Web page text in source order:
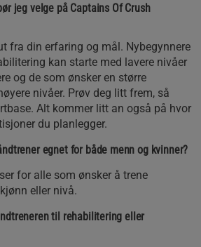
jeg velge på Captains Of Crush
fra din erfaring og mål. Nybegynnere
kan starte med lavere nivåer
og de som ønsker en større
nivåer. Prøv deg litt frem, så
Alt kommer litt an også på hvor
du planlegger.
egnet for både menn og kvinner?
for alle som ønsker å trene
eller nivå.
til rehabilitering eller